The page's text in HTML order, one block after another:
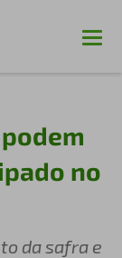
no
da safra e